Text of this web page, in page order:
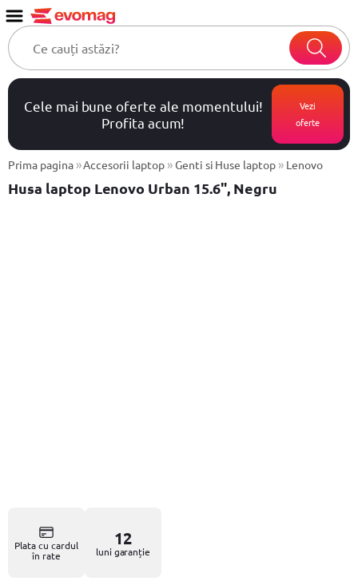
Cele mai bune oferte ale momentului!
Profita acum!
Vezi
oferte
Prima pagina »Accesorii laptop »Genti si Huse laptop » Lenovo
Husa laptop Lenovo Urban 15.6", Negru
Plata cu cardul
în rate
12
luni garanție